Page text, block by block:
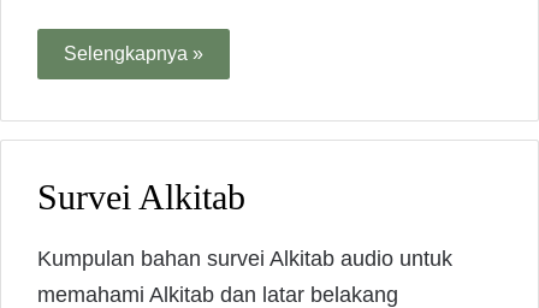
Selengkapnya »
Survei Alkitab
Kumpulan bahan survei Alkitab audio untuk
memahami Alkitab dan latar belakang